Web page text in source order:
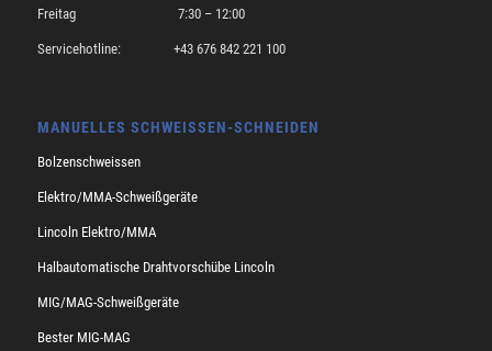
Freitag 7:30 – 12:00
Servicehotline: +43 676 842 221 100
MANUELLES SCHWEISSEN-SCHNEIDEN
Bolzenschweissen
Elektro/MMA-Schweißgeräte
Lincoln Elektro/MMA
Halbautomatische Drahtvorschübe Lincoln
MIG/MAG-Schweißgeräte
Bester MIG-MAG